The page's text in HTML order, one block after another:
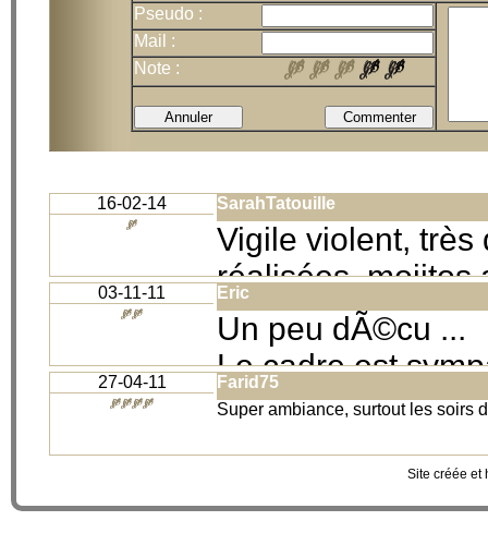
Pseudo :
Mail :
Note :
16-02-14 SarahTatouille
Vigile violent, très
réalisées, mojitos
Passez votre
meilleure
03-11-11 Eric
Un peu dÃ©cu ...
Le cadre est
Je suis venu
trÃ¨s long et pas
27-04-11
Farid75
Super ambiance, surtout les soirs
Site créée et